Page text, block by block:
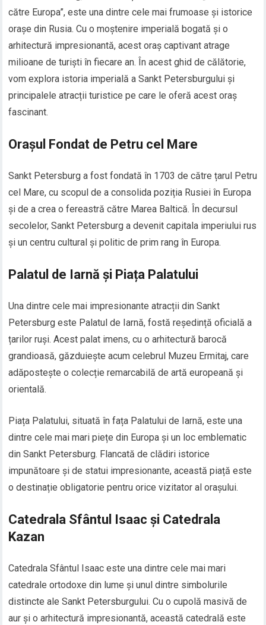
către Europa”, este una dintre cele mai frumoase și istorice
orașe din Rusia. Cu o moștenire imperială bogată și o
arhitectură impresionantă, acest oraș captivant atrage
milioane de turiști în fiecare an. În acest ghid de călătorie,
vom explora istoria imperială a Sankt Petersburgului și
principalele atracții turistice pe care le oferă acest oraș
fascinant.
Orașul Fondat de Petru cel Mare
Sankt Petersburg a fost fondată în 1703 de către țarul Petru
cel Mare, cu scopul de a consolida poziția Rusiei în Europa
și de a crea o fereastră către Marea Baltică. În decursul
secolelor, Sankt Petersburg a devenit capitala imperiului rus
și un centru cultural și politic de prim rang în Europa.
Palatul de Iarnă și Piața Palatului
Una dintre cele mai impresionante atracții din Sankt
Petersburg este Palatul de Iarnă, fostă reședință oficială a
țarilor ruși. Acest palat imens, cu o arhitectură barocă
grandioasă, găzduiește acum celebrul Muzeu Ermitaj, care
adăpostește o colecție remarcabilă de artă europeană și
orientală.
Piața Palatului, situată în fața Palatului de Iarnă, este una
dintre cele mai mari piețe din Europa și un loc emblematic
din Sankt Petersburg. Flancată de clădiri istorice
impunătoare și de statui impresionante, această piață este
o destinație obligatorie pentru orice vizitator al orașului.
Catedrala Sfântul Isaac și Catedrala
Kazan
Catedrala Sfântul Isaac este una dintre cele mai mari
catedrale ortodoxe din lume și unul dintre simbolurile
distincte ale Sankt Petersburgului. Cu o cupolă masivă de
aur și o arhitectură impresionantă, această catedrală este